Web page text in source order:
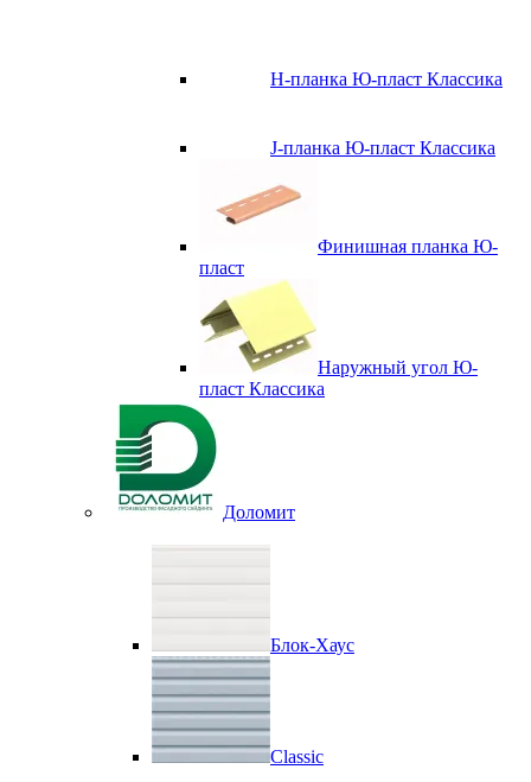
H-планка Ю-пласт Классика
J-планка Ю-пласт Классика
Финишная планка Ю-
пласт
Наружный угол Ю-
пласт Классика
Доломит
Блок-Хаус
Classic